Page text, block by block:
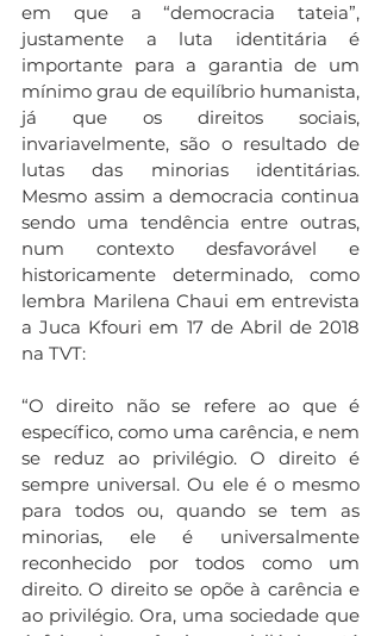
em que a “democracia tateia”,
justamente a luta identitária é
importante para a garantia de um
mínimo grau de equilíbrio humanista,
já que os direitos sociais,
invariavelmente, são o resultado de
lutas das minorias identitárias.
Mesmo assim a democracia continua
sendo uma tendência entre outras,
num contexto desfavorável e
historicamente determinado, como
lembra Marilena Chaui em entrevista
a Juca Kfouri em 17 de Abril de 2018
na TVT:
“O direito não se refere ao que é
específico, como uma carência, e nem
se reduz ao privilégio. O direito é
sempre universal. Ou ele é o mesmo
para todos ou, quando se tem as
minorias, ele é universalmente
reconhecido por todos como um
direito. O direito se opõe à carência e
ao privilégio. Ora, uma sociedade que